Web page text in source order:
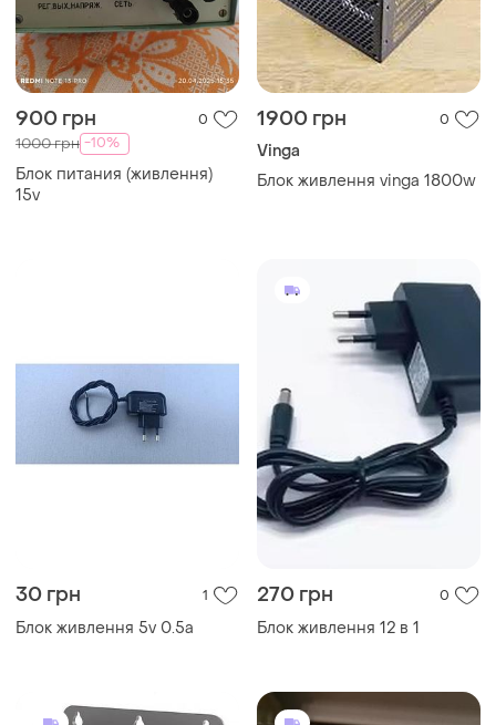
900 грн 0
1000 грн -10%
Блок питания (живлення)
15v
1900 грн 0
Vinga
Блок живлення vinga 1800w
30 грн 1
Блок живлення 5v 0.5a
270 грн 0
Блок живлення 12 в 1